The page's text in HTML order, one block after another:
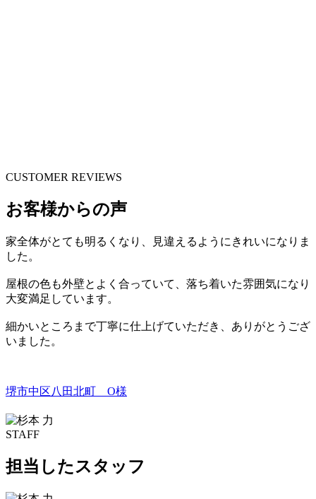
CUSTOMER REVIEWS
お客様からの声
家全体がとても明るくなり、見違えるようにきれいになりま
した。
屋根の色も外壁とよく合っていて、落ち着いた雰囲気になり
大変満足しています。
細かいところまで丁寧に仕上げていただき、ありがとうござ
いました。
堺市中区八田北町 O様
STAFF
担当したスタッフ